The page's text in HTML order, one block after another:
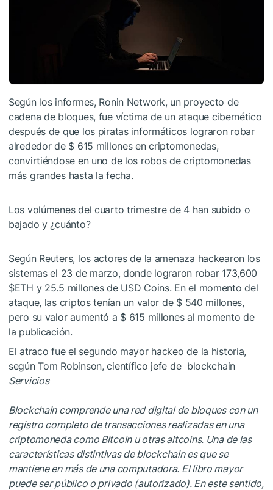
Según los informes, Ronin Network, un proyecto de
cadena de bloques, fue víctima de un ataque cibernético
después de que los piratas informáticos lograron robar
alrededor de $ 615 millones en criptomonedas,
convirtiéndose en uno de los robos de criptomonedas
más grandes hasta la fecha.
Los volúmenes del cuarto trimestre de 4 han subido o
bajado y ¿cuánto?
Según Reuters, los actores de la amenaza hackearon los
sistemas el 23 de marzo, donde lograron robar 173,600
$ETH y 25.5 millones de USD Coins. En el momento del
ataque, las criptos tenían un valor de $ 540 millones,
pero su valor aumentó a $ 615 millones al momento de
la publicación.
El atraco fue el segundo mayor hackeo de la historia,
según Tom Robinson, científico jefe de blockchain
Servicios
Blockchain comprende una red digital de bloques con un
registro completo de transacciones realizadas en una
criptomoneda como Bitcoin u otras altcoins. Una de las
características distintivas de blockchain es que se
mantiene en más de una computadora. El libro mayor
puede ser público o privado (autorizado). En este sentido,